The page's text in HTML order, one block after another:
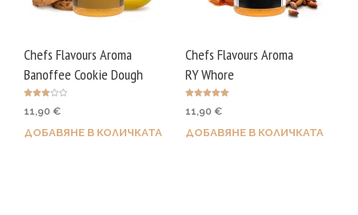
Chefs Flavours Aroma
Banoffee Cookie Dough
о с
от 5
11,90 €
ДОБАВЯНЕ В КОЛИЧКАТА
Chefs Flavours Aroma
RY Whore
5.00
11,90 €
ДОБАВЯНЕ В КОЛИЧКАТА